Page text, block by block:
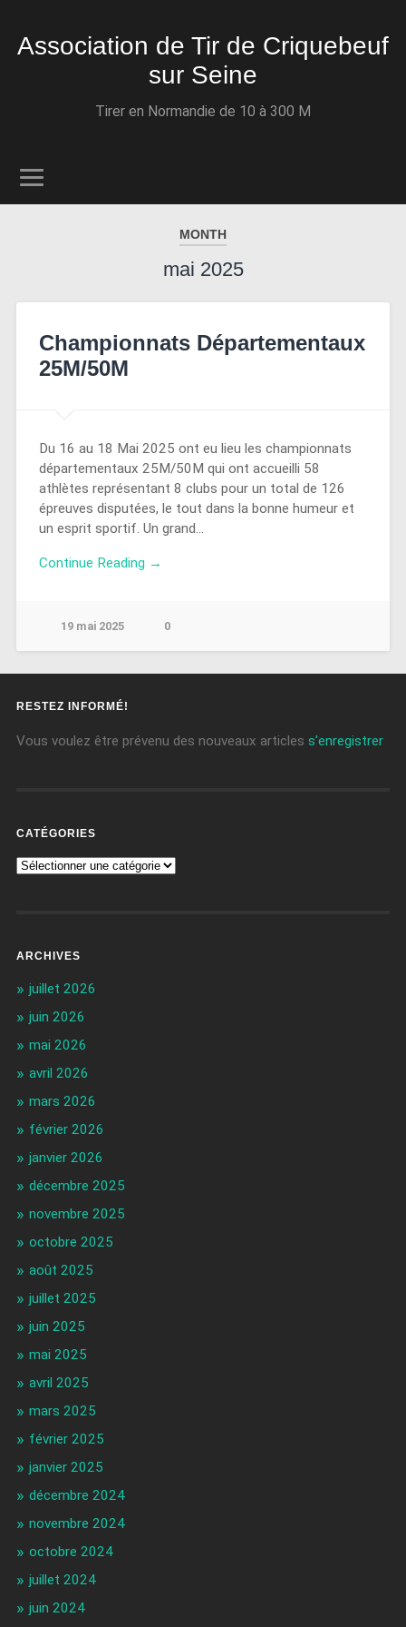
Association de Tir de Criquebeuf
sur Seine
Tirer en Normandie de 10 à 300 M
MONTH
mai 2025
Championnats Départementaux
25M/50M
Du 16 au 18 Mai 2025 ont eu lieu les championnats
départementaux 25M/50M qui ont accueilli 58
athlètes représentant 8 clubs pour un total de 126
épreuves disputées, le tout dans la bonne humeur et
un esprit sportif. Un grand…
Continue Reading →
19 mai 2025 0
RESTEZ INFORMÉ!
Vous voulez être prévenu des nouveaux articles s'enregistrer
CATÉGORIES
ARCHIVES
juillet 2026
juin 2026
mai 2026
avril 2026
mars 2026
février 2026
janvier 2026
décembre 2025
novembre 2025
octobre 2025
août 2025
juillet 2025
juin 2025
mai 2025
avril 2025
mars 2025
février 2025
janvier 2025
décembre 2024
novembre 2024
octobre 2024
juillet 2024
juin 2024